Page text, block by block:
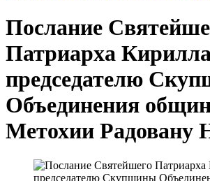
Послание
Патриарха
председателю
Объединения
Метохии Радовану